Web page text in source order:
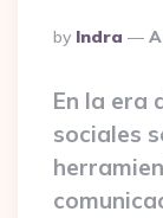
Posted
By
By Indra
En la era
sociales